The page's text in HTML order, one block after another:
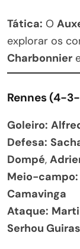
Tática: O
explorar os
Charbonnier
Rennes (4-
Goleiro:
Defesa:
Dompé,
Meio-campo:
Camavinga
Ataque:
Serhou